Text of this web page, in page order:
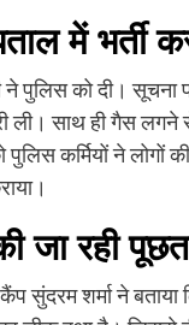
में भर्ती
पुलिस को दी। सूचना
ली। साथ ही गैस लगने
पुलिस कर्मियों ने लोगों
जा रही
सुंदरम शर्मा ने